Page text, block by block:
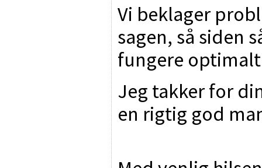
Vi beklager
sagen, så siden
fungere
Jeg takker for
en rigtig god